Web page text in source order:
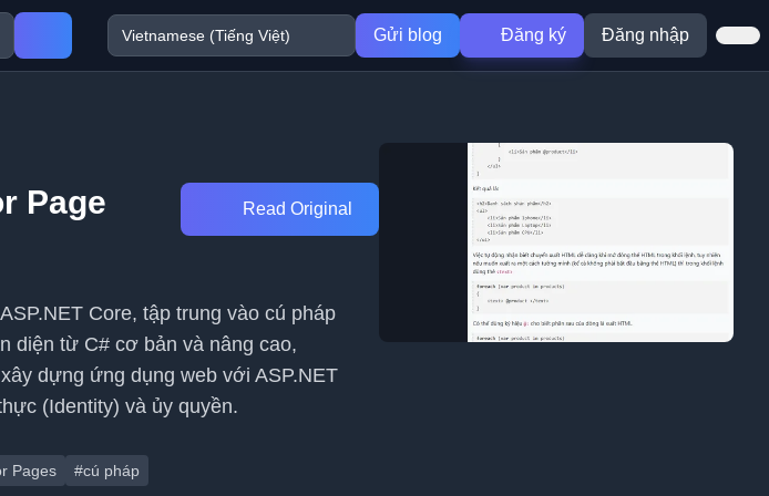
Gửi blog Đăng ký Đăng nhập
Page
Read Original
Core, tập trung vào cú pháp
diện từ C# cơ bản và nâng cao,
dựng ứng dụng web với ASP.NET
(Identity) và ủy quyền.
Pages #cú pháp